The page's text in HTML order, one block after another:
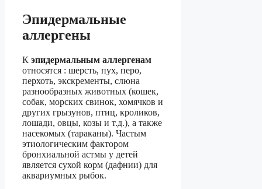
Эпидермальные
аллергены
К эпидермальным аллергенам
относятся : шерсть, пух, перо,
перхоть, экскременты, слюна
разнообразных животных (кошек,
собак, морских свинок, хомячков и
других грызунов, птиц, кроликов,
лошади, овцы, козы и т.д.), а также
насекомых (тараканы). Частым
этиологическим фактором
бронхиальной астмы у детей
является сухой корм (дафнии) для
аквариумных рыбок.